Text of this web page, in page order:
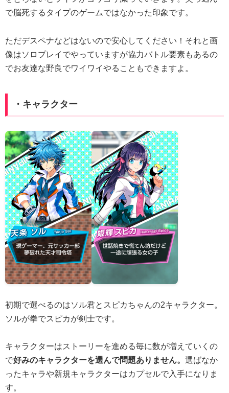
で脳死するタイプのゲームではなかった印象です。
ただデスペナなどはないので安心してください！それと画
像はソロプレイでやっていますが協力バトル要素もあるの
でお友達な野良でワイワイやることもできますよ。
・キャラクター
初期で選べるのはソル君とスピカちゃんの2キャラクター。
ソルが拳でスピカが剣士です。
キャラクターはストーリーを進める毎に数が増えていくの
で好みのキャラクターを選んで問題ありません。 選ばなか
ったキャラや新規キャラクターはカプセルで入手になりま
す。